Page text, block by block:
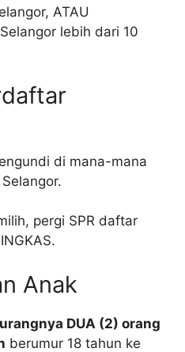
ATAU
lebih dari 10
di mana-mana
pergi SPR daftar
Anak
DUA (2) orang
berumur 18 tahun ke